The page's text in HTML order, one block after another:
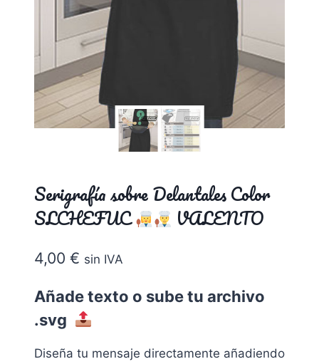
Serigrafía sobre Delantales Color
SLCHEFUC
VALENTO
4,00 € sin IVA
Añade texto o sube tu archivo
.svg
Diseña tu mensaje directamente añadiendo